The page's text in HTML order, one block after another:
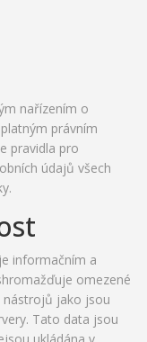
nařízením o
právním
pravidla pro
údajů všech
informačním a
omezené
jako jsou
Tato data jsou